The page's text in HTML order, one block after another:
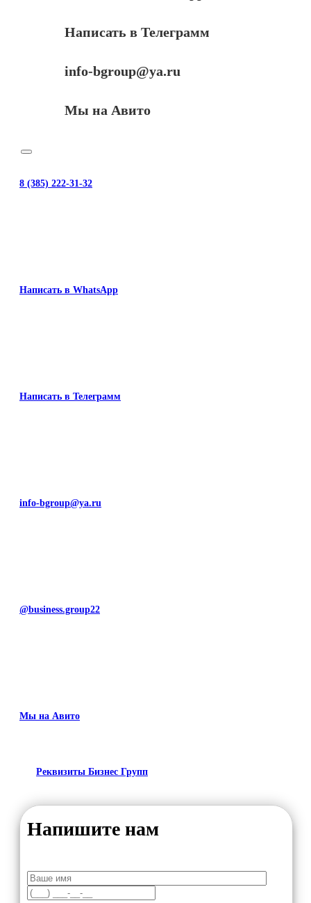
Написать в Телеграмм
info-bgroup@ya.ru
Мы на Авито
8 (385) 222-31-32
Написать в WhatsApp
Написать в Телеграмм
info-bgroup@ya.ru
@business.group22
Мы на Авито
Реквизиты Бизнес Групп
Напишите нам